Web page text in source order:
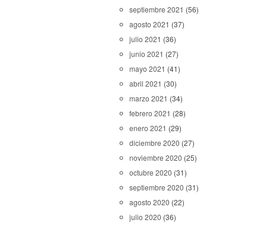
septiembre 2021 (56)
agosto 2021 (37)
julio 2021 (36)
junio 2021 (27)
mayo 2021 (41)
abril 2021 (30)
marzo 2021 (34)
febrero 2021 (28)
enero 2021 (29)
diciembre 2020 (27)
noviembre 2020 (25)
octubre 2020 (31)
septiembre 2020 (31)
agosto 2020 (22)
julio 2020 (36)